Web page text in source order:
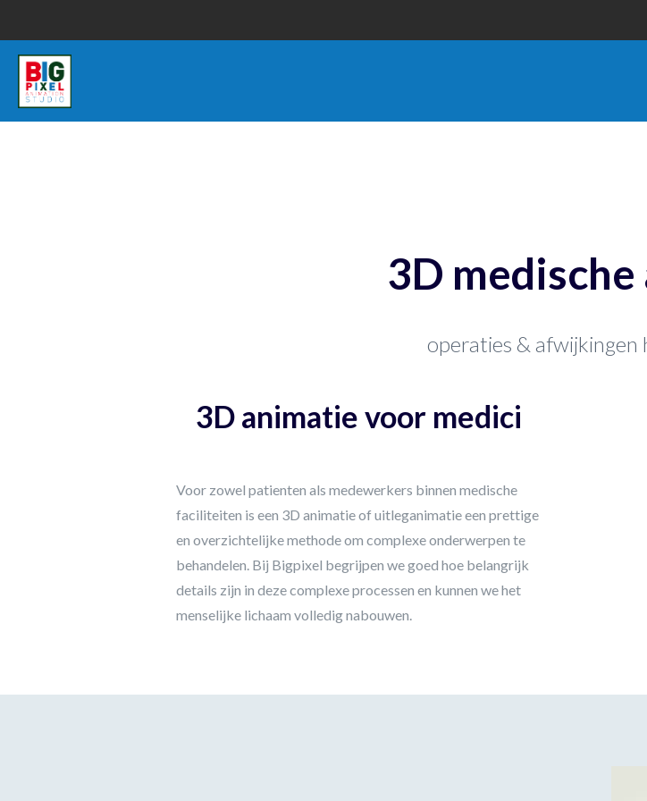
3D
operaties & afwijkingen
3D animatie voor medici
Voor zowel patienten als medewerkers binnen medische
faciliteiten is een 3D animatie of uitleganimatie een prettige
en overzichtelijke methode om complexe onderwerpen te
behandelen. Bij Bigpixel begrijpen we goed hoe belangrijk
details zijn in deze complexe processen en kunnen we het
menselijke lichaam volledig nabouwen.